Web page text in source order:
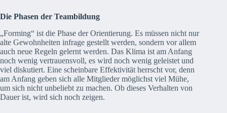
Die Phasen der Teambildung
„Forming“ ist die Phase der Orientierung. Es müssen nicht nur
alte Gewohnheiten infrage gestellt werden, sondern vor allem
auch neue Regeln gelernt werden. Das Klima ist am Anfang
noch wenig vertrauensvoll, es wird noch wenig geleistet und
viel diskutiert. Eine scheinbare Effektivität herrscht vor, denn
am Anfang geben sich alle Mitglieder möglichst viel Mühe,
um sich nicht unbeliebt zu machen. Ob dieses Verhalten von
Dauer ist, wird sich noch zeigen.